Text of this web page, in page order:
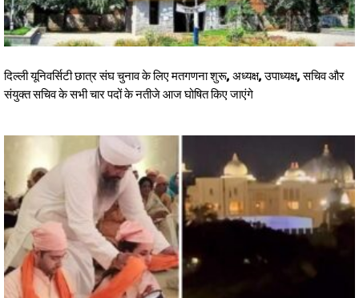
दिल्ली यूनिवर्सिटी छात्र संघ चुनाव के लिए मतगणना शुरू, अध्यक्ष, उपाध्यक्ष, सचिव और
संयुक्त सचिव के सभी चार पदों के नतीजे आज घोषित किए जाएंगे